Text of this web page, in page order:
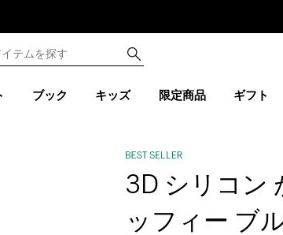
ブック キッズ 限定商品 ギフト
3D シリコン
ッフィー ブ